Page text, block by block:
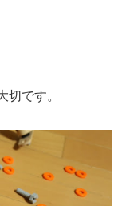
切です。